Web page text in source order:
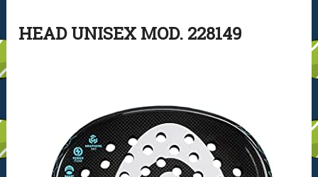
HEAD UNISEX MOD. 228149